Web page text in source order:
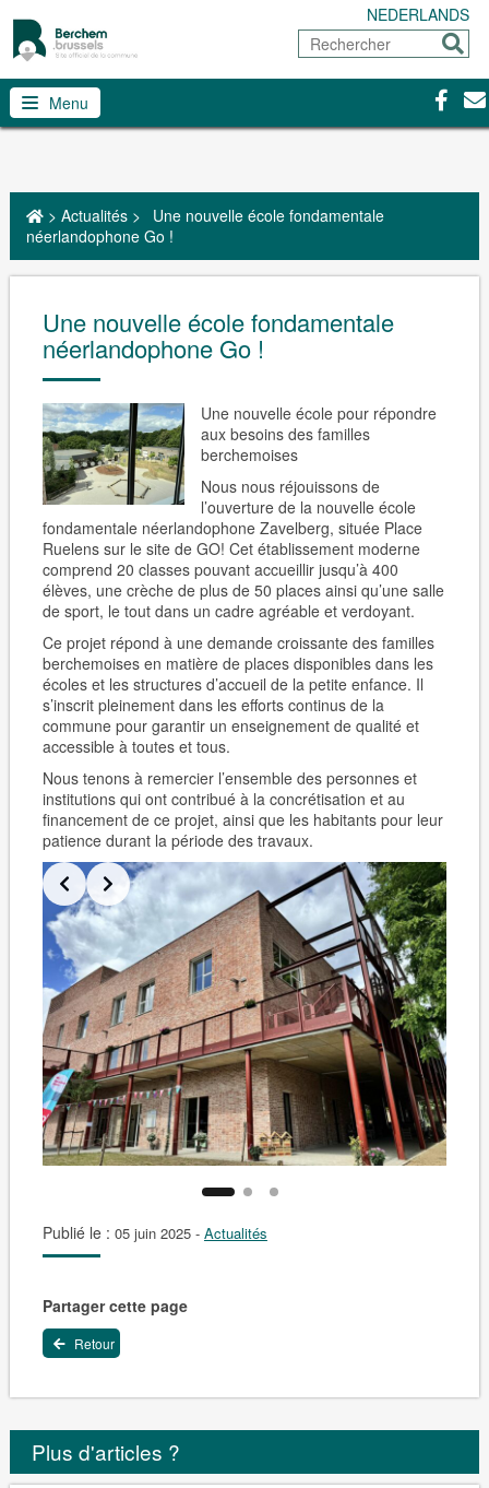
NEDERLANDS
Rechercher
Menu
> Actualités>
Une nouvelle école fondamentale
néerlandophone Go !
Une nouvelle école fondamentale
néerlandophone Go !
Une nouvelle école pour répondre
aux besoins des familles
berchemoises
Nous nous réjouissons de
l’ouverture de la nouvelle école
fondamentale néerlandophone Zavelberg, située Place
Ruelens sur le site de GO! Cet établissement moderne
comprend 20 classes pouvant accueillir jusqu’à 400
élèves, une crèche de plus de 50 placesainsi qu’une salle
de sport, le tout dans un cadre agréable et verdoyant.
Ce projet répond à une demande croissante des familles
berchemoises en matière de places disponibles dans les
écoles et les structures d’accueil de la petite enfance. Il
s’inscrit pleinement dans les efforts continus de la
commune pour garantir un enseignement de qualité et
accessible à toutes et tous.
Nous tenons à remercier l’ensemble des personnes et
institutions qui ont contribué à la concrétisation et au
financement de ce projet, ainsi que les habitants pour leur
patiencedurant la période des travaux.
Publié le : 05 juin 2025 - Actualités
Partager cette page
Retour
Plus d'articles ?